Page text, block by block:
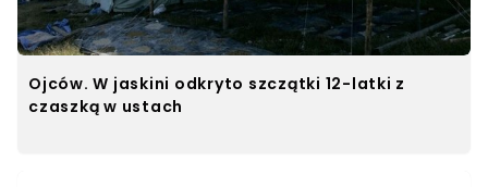
Ojców. W jaskini odkryto szczątki 12-latki z
czaszką w ustach